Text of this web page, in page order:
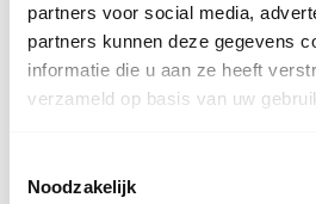
partners voor social media,
partners kunnen deze gegevens
informatie die u aan ze heeft
verzameld op basis van uw
Noodzakelijk